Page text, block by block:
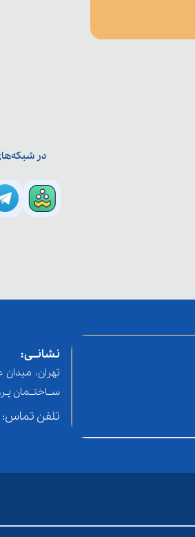
در
نشانــی:
ســاختــمان
تلفن تماس: